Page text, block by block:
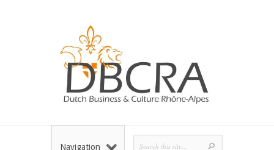
Navigation